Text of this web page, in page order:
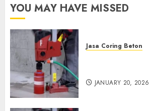
YOU MAY HAVE MISSED
Jasa Coring Beton
JANUARY 20, 2026